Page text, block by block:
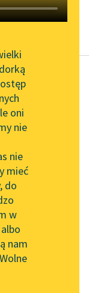
utworu
Lektur
dla piszących i
Lektur
oni
nie
nie
mieć
do
w
nam
równa się z
snów